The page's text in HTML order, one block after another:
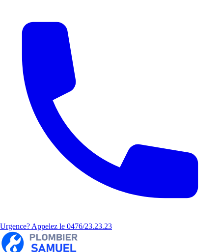
Urgence? Appelez le 0476/23.23.23